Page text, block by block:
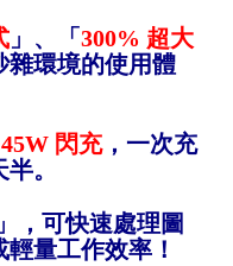
」、「 300% 超大
雜環境的使用體
45W 閃充， 一次充
半。
， 可快速處理圖
輕量工作效率 ！